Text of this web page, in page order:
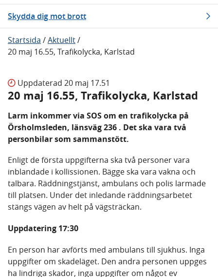
Skydda dig mot brott
Startsida /Aktuellt/
20 maj 16.55, Trafikolycka, Karlstad
Uppdaterad 20 maj 17.51
20 maj 16.55, Trafikolycka, Karlstad
Larm inkommer via SOS om en trafikolycka på
Örsholmsleden, länsväg 236 . Det ska vara två
personbilar som sammanstött.
Enligt de första uppgifterna ska två personer vara
inblandade i kollissionen. Bägge ska vara vakna och
talbara. Räddningstjänst, ambulans och polis larmade
till platsen. Under det inledande räddningsarbetet
stängs vägen av helt på vägsträckan.
Uppdatering 17:30
En person har avförts med ambulans till sjukhus. Inga
uppgifter om skadeläget. Den andra personen uppges
ha lindriga skador, inga uppgifter om något ev